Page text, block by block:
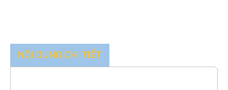
NỘI DUNG CHI TIẾT